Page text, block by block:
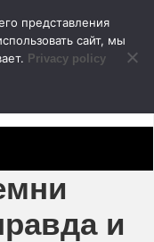
новинки зарубежного
и
представления
сайт, мы
Privacy policy